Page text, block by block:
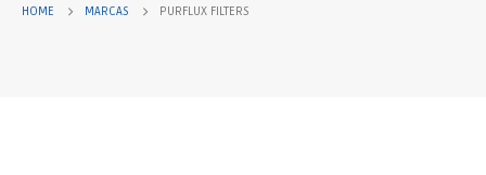
HOME MARCAS PURFLUX FILTERS